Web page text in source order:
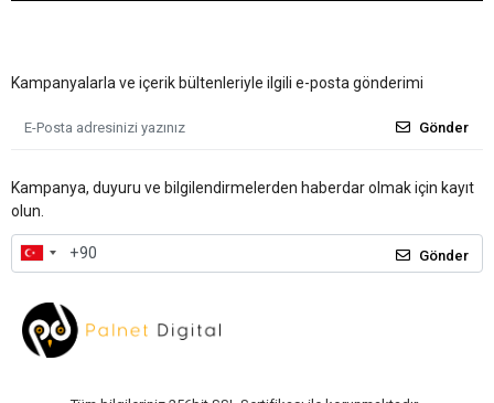
Kampanyalarla ve içerik bültenleriyle ilgili e-posta gönderimi
Gönder
Kampanya, duyuru ve bilgilendirmelerden haberdar olmak için kayıt
olun.
Gönder